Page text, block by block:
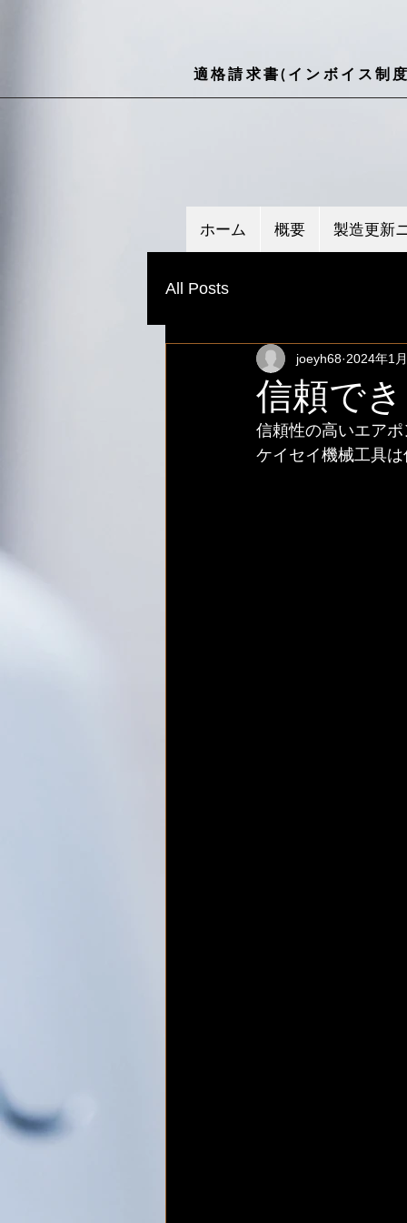
適格請求書(インボイス制
ホーム 概要 製造更新
All Posts
信頼で
joeyh68 2024年1
信頼性の高いエア
ケイセイ機械工具